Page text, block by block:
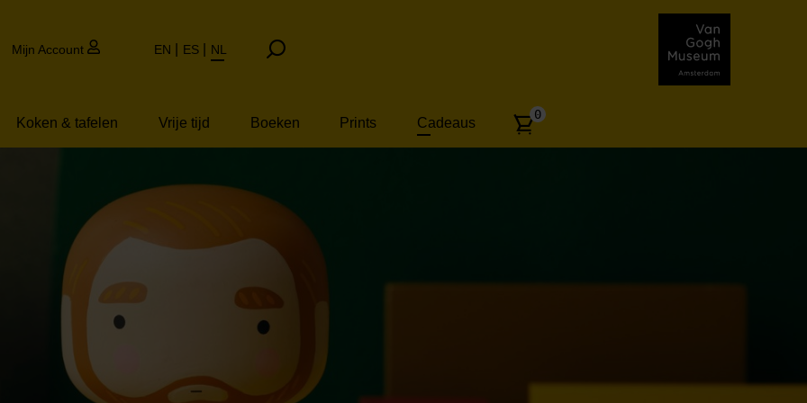
Mijn Account EN ES NL
Koken & tafelen Vrije tijd Boeken Prints Cadeaus
Aantal
0